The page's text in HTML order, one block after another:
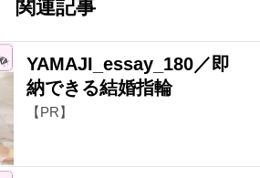
関連記事
YAMAJI_essay_180／即
納できる結婚指輪
【PR】